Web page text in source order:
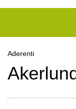
Aderenti